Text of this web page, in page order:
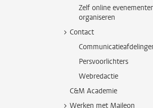
Zelf online
organiseren
Contact
Persvoorlichters
Webredactie
C&M Academie
Werken met Maileon